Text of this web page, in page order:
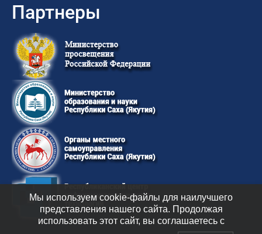
Партнеры
Мы используем cookie-файлы для наилучшего
представления нашего сайта. Продолжая
использовать этот сайт, вы соглашаетесь с